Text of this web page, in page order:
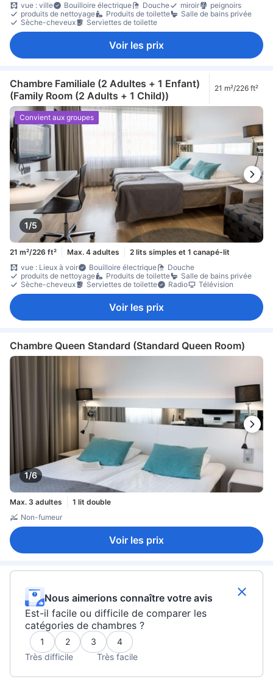
vue : ville
Bouilloire électrique Douche miroir
peignoirs
produits de nettoyage
Produits de toilette
Salle de bains privée
Sèche-cheveux
Serviettes de toilette
Voir les prix
Chambre Familiale (2 Adultes + 1 Enfant)
(Family Room (2 Adults + 1 Child))
21 m²/226 ft²
1/5
Convient aux groupes
21 m²/226 ft² Max. 4 adultes
2 lits simples et 1 canapé-lit
vue : Lieux à voir
Bouilloire électrique
Douche
produits de nettoyage
Produits de toilette
Salle de bains privée
Sèche-cheveux
Serviettes de toilette Radio Télévision
Voir les prix
Chambre Queen Standard (Standard Queen Room)
1/6
Max. 3 adultes
1 lit double
Non-fumeur
Voir les prix
Nous aimerions connaître votre avis
Est-il facile ou difficile de comparer les
catégories de chambres ?
1 2 3
4
Très difficile
Très facile